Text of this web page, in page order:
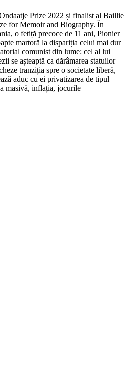
Prize 2022 și finalist al Baillie
for Memoir and Biography. În
o fetiță precoce de 11 ani, Pionier
martoră la dispariția celui mai dur
comunist din lume: cel al lui
se așteaptă ca dărâmarea statuilor
tranziția spre o societate liberă,
aduc cu ei privatizarea de tipul
masivă, inflația, jocurile